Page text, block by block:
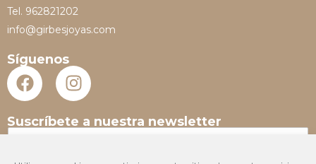
Tel. 962821202
info@girbesjoyas.com
Síguenos
Suscríbete a nuestra newsletter
N